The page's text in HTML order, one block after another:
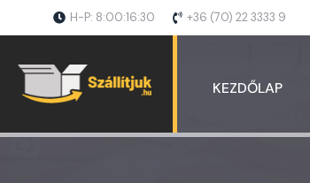
H-P: 8:00:16:30 +36 (70) 22 3333 9
KEZDŐLAP